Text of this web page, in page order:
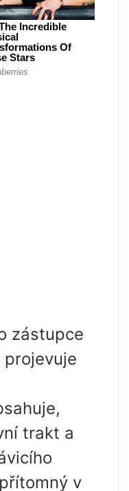
zástupce
trakt a
v